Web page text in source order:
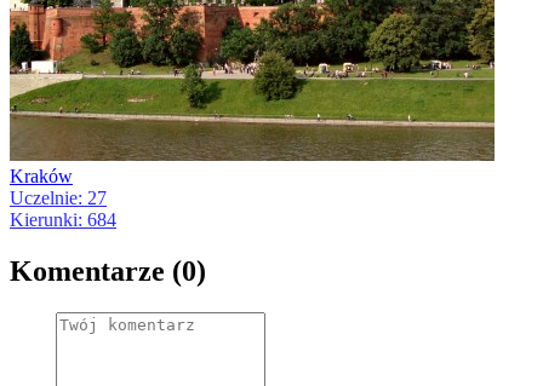
Kraków
Uczelnie: 27
Kierunki: 684
Komentarze (0)